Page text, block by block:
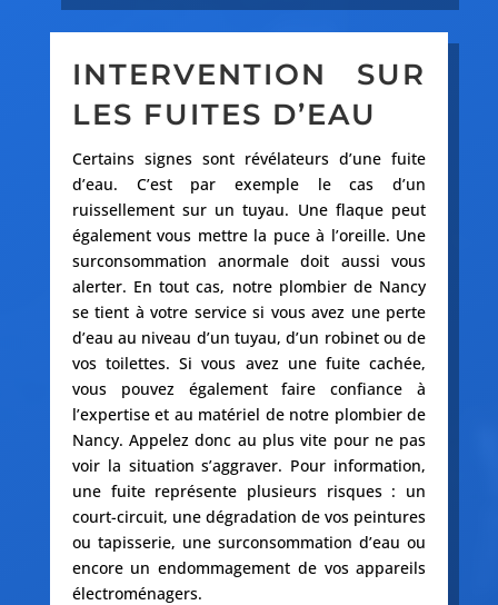
INTERVENTION SUR
LES FUITES D’EAU
Certains signes sont révélateurs d’une fuite
d’eau. C’est par exemple le cas d’un
ruissellement sur un tuyau. Une flaque peut
également vous mettre la puce à l’oreille. Une
surconsommation anormale doit aussi vous
alerter. En tout cas, notre plombier de Nancy
se tient à votre service si vous avez une perte
d’eau au niveau d’un tuyau, d’un robinet ou de
vos toilettes. Si vous avez une fuite cachée,
vous pouvez également faire confiance à
l’expertise et au matériel de notre plombier de
Nancy. Appelez donc au plus vite pour ne pas
voir la situation s’aggraver. Pour information,
une fuite représente plusieurs risques : un
court-circuit, une dégradation de vos peintures
ou tapisserie, une surconsommation d’eau ou
encore un endommagement de vos appareils
électroménagers.